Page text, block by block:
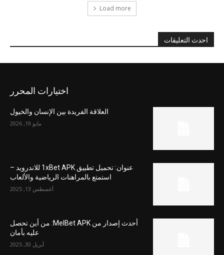
Load more
احدث التعليقات
اختيارات المحرر
العلاقة الفريدة بين الإنسان والخيول
مايو 19, 2026
عنوان: تحميل تطبيق 1xBet APK للاندرويد –
استمتع بالمراهنات الرياضية والألعاب
أغسطس 13, 2025
أحدث إصدار من MelBet APK: من أين تحصل
عليه بأمان
أبريل 30, 2025